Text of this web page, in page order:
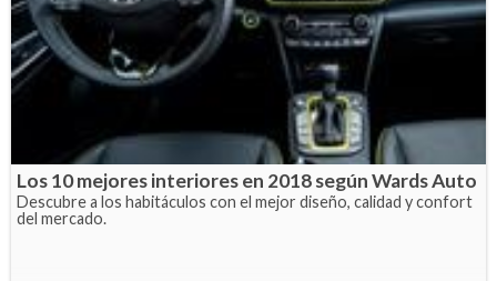
Los 10 mejores interiores en 2018 según Wards Auto
Descubre a los habitáculos con el mejor diseño, calidad y confort
del mercado.